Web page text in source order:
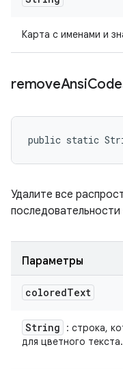
Карта с именами и
removeAnsi
public static
Удалите все
последовательности
Параметры
coloredText
String
: строка,
для цветного текста.